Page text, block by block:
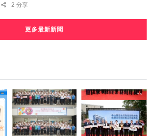
2 分享
更多最新新聞